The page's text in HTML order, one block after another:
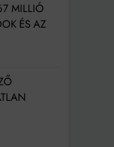
MILLIÓ
ÉS AZ